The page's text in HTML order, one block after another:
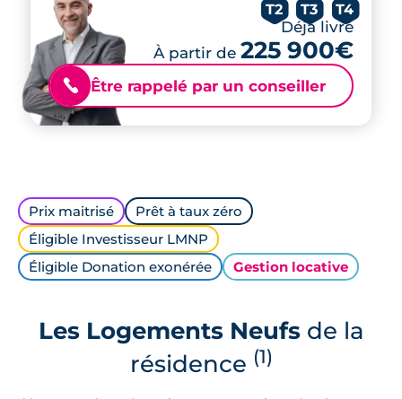
T2 T3 T4
Déjà livré
À partir de 225 900€
📞 Être rappelé par un conseiller
Prix maitrisé
Prêt à taux zéro
Éligible Investisseur LMNP
Éligible Donation exonérée
Gestion locative
Les Logements Neufsde la
résidence (1)